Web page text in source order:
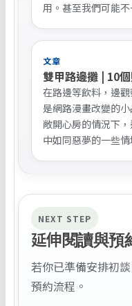
用。甚至我們可能
文章
雙甲路邊攤 | 10
在路邊等飲料，邊
是網路漫畫改變的
敞開心房的情況下
中如同惡夢的一些
NEXT STEP
延伸閱讀與預
若你已準備安排初
預約流程。